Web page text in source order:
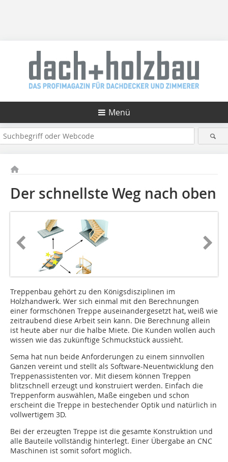
Menü
Der schnellste Weg nach oben
Treppenbau gehört zu den Königsdisziplinen im
Holzhandwerk. Wer sich einmal mit den Berechnungen
einer formschönen Treppe auseinandergesetzt hat, weiß wie
zeitraubend diese Arbeit sein kann. Die Berechnung allein
ist heute aber nur die halbe Miete. Die Kunden wollen auch
wissen wie das zukünftige Schmuckstück aussieht.
Sema hat nun beide Anforderungen zu einem sinnvollen
Ganzen vereint und stellt als Software-Neuentwicklung den
Treppenassistenten vor. Mit diesem können Treppen
blitzschnell erzeugt und konstruiert werden. Einfach die
Treppenform auswählen, Maße eingeben und schon
erscheint die Treppe in bestechender Optik und natürlich in
vollwertigem 3D.
Bei der erzeugten Treppe ist die gesamte Konstruktion und
alle Bauteile vollständig hinterlegt. Einer Übergabe an CNC
Maschinen ist somit sofort möglich.